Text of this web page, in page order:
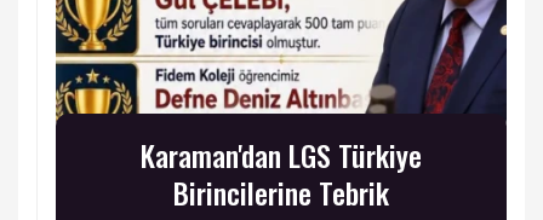
Karaman'dan LGS Türkiye
Birincilerine Tebrik